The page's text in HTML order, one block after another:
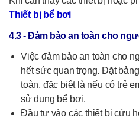
Thiết bị bể bơi
4.3 - Đảm bảo an toàn cho
Việc đảm bảo an toàn cho
hết sức quan trọng. Đặt
toàn, đặc biệt là nếu có trẻ
sử dụng bể bơi.
Đầu tư vào các thiết bị cứu